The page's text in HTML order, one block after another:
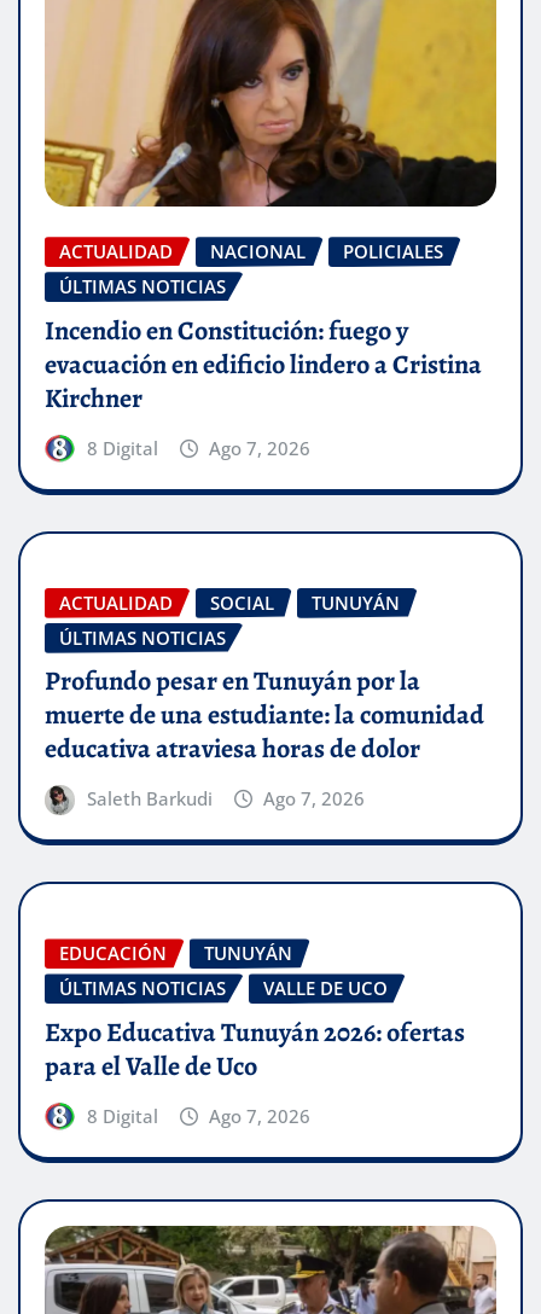
ACTUALIDAD NACIONAL
POLICIALES
ÚLTIMAS NOTICIAS
Incendio en Constitución: fuego y
evacuación en edificio lindero a Cristina
Kirchner
8 Digital Ago 7, 2026
ACTUALIDAD SOCIAL
TUNUYÁN
ÚLTIMAS NOTICIAS
Profundo pesar en Tunuyán por la
muerte de una estudiante: la comunidad
educativa atraviesa horas de dolor
Saleth Barkudi Ago 7, 2026
EDUCACIÓN
TUNUYÁN
ÚLTIMAS NOTICIAS
VALLE DE UCO
Expo Educativa Tunuyán 2026: ofertas
para el Valle de Uco
8 Digital Ago 7, 2026